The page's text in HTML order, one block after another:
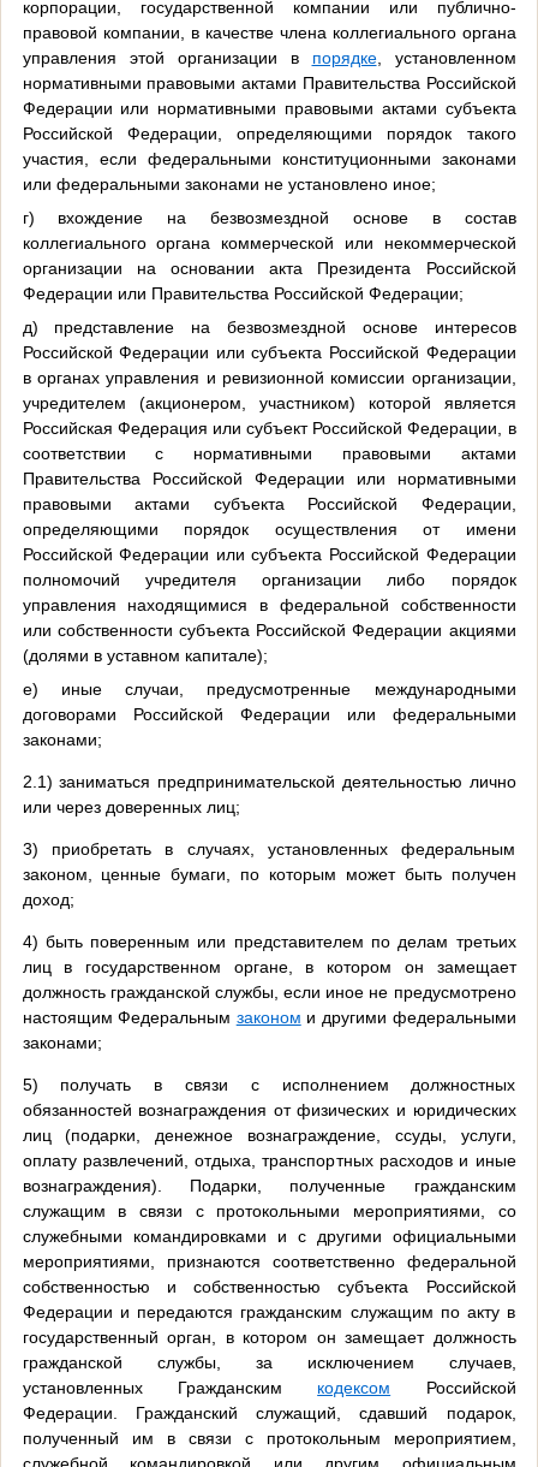
корпорации, государственной компании или публично-
правовой компании, в качестве члена коллегиального органа
управления этой организации в порядке, установленном
нормативными правовыми актами Правительства Российской
Федерации или нормативными правовыми актами субъекта
Российской Федерации, определяющими порядок такого
участия, если федеральными конституционными законами
или федеральными законами не установлено иное;
г) вхождение на безвозмездной основе в состав
коллегиального органа коммерческой или некоммерческой
организации на основании акта Президента Российской
Федерации или Правительства Российской Федерации;
д) представление на безвозмездной основе интересов
Российской Федерации или субъекта Российской Федерации
в органах управления и ревизионной комиссии организации,
учредителем (акционером, участником) которой является
Российская Федерация или субъект Российской Федерации, в
соответствии с нормативными правовыми актами
Правительства Российской Федерации или нормативными
правовыми актами субъекта Российской Федерации,
определяющими порядок осуществления от имени
Российской Федерации или субъекта Российской Федерации
полномочий учредителя организации либо порядок
управления находящимися в федеральной собственности
или собственности субъекта Российской Федерации акциями
(долями в уставном капитале);
е) иные случаи, предусмотренные международными
договорами Российской Федерации или федеральными
законами;
2.1) заниматься предпринимательской деятельностью лично
или через доверенных лиц;
3) приобретать в случаях, установленных федеральным
законом, ценные бумаги, по которым может быть получен
доход;
4) быть поверенным или представителем по делам третьих
лиц в государственном органе, в котором он замещает
должность гражданской службы, если иное не предусмотрено
настоящим Федеральным законом и другими федеральными
законами;
5) получать в связи с исполнением должностных
обязанностей вознаграждения от физических и юридических
лиц (подарки, денежное вознаграждение, ссуды, услуги,
оплату развлечений, отдыха, транспортных расходов и иные
вознаграждения). Подарки, полученные гражданским
служащим в связи с протокольными мероприятиями, со
служебными командировками и с другими официальными
мероприятиями, признаются соответственно федеральной
собственностью и собственностью субъекта Российской
Федерации и передаются гражданским служащим по акту в
государственный орган, в котором он замещает должность
гражданской службы, за исключением случаев,
установленных Гражданским кодексом Российской
Федерации. Гражданский служащий, сдавший подарок,
полученный им в связи с протокольным мероприятием,
служебной командировкой или другим официальным